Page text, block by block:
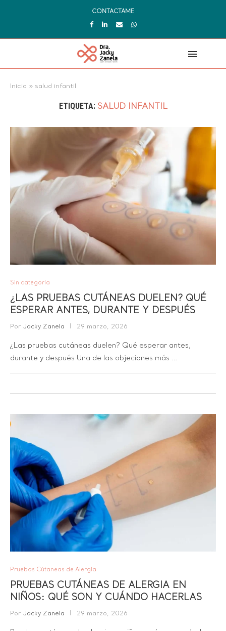
CONTACTAME
Inicio » salud infantil
ETIQUETA: SALUD INFANTIL
Sin categoría
¿LAS PRUEBAS CUTÁNEAS DUELEN? QUÉ
ESPERAR ANTES, DURANTE Y DESPUÉS
Por Jacky Zanela 29 marzo, 2026
¿Las pruebas cutáneas duelen? Qué esperar antes,
durante y después Una de las objeciones más …
Pruebas Cútaneas de Alergia
PRUEBAS CUTÁNEAS DE ALERGIA EN
NIÑOS: QUÉ SON Y CUÁNDO HACERLAS
Por Jacky Zanela 29 marzo, 2026